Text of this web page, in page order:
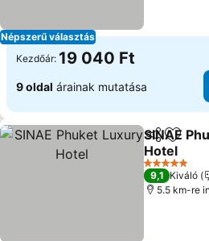
Népszerű választás
Kezdőár: 19 040 Ft
9 oldal árainak mutatása
Megosztás
SINAE
Hotel
Árak
5 Kategória
9,1 Kiváló
5.5 km-re